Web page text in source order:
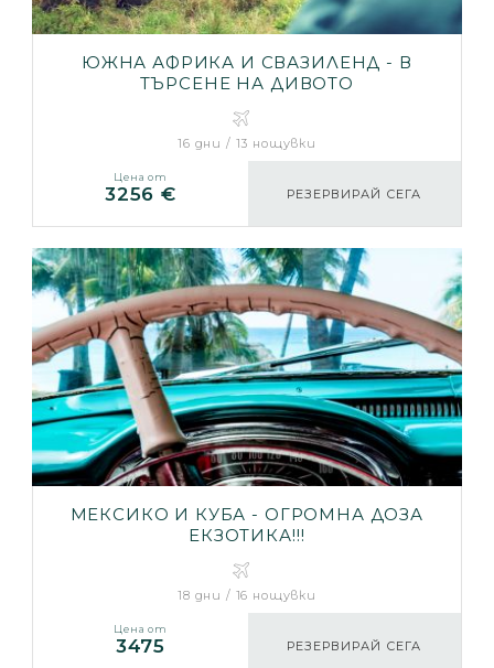
ЮЖНА АФРИКА И СВАЗИЛЕНД - В
ТЪРСЕНЕ НА ДИВОТО
16 дни / 13 нощувки
Цена от
3256 € РЕЗЕРВИРАЙ СЕГА
МЕКСИКО И КУБА - ОГРОМНА ДОЗА
ЕКЗОТИКА!!!
18 дни / 16 нощувки
Цена от
3475 РЕЗЕРВИРАЙ СЕГА